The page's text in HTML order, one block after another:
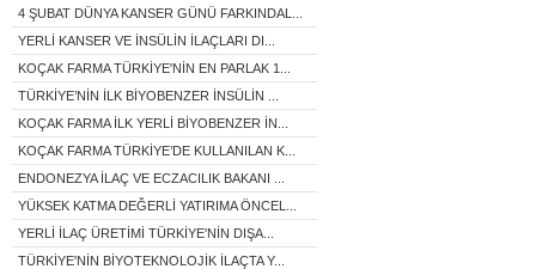
4 ŞUBAT DÜNYA KANSER GÜNÜ FARKINDAL...
YERLİ KANSER VE İNSÜLİN İLAÇLARI DI...
KOÇAK FARMA TÜRKİYE'NİN EN PARLAK 1...
TÜRKİYE’NİN İLK BİYOBENZER İNSÜLİN ...
KOÇAK FARMA İLK YERLİ BİYOBENZER İN...
KOÇAK FARMA TÜRKİYE’DE KULLANILAN K...
ENDONEZYA İLAÇ VE ECZACILIK BAKANI ...
YÜKSEK KATMA DEĞERLİ YATIRIMA ÖNCEL...
YERLİ İLAÇ ÜRETİMİ TÜRKİYE'NİN DIŞA...
TÜRKİYE'NİN BİYOTEKNOLOJİK İLAÇTA Y...